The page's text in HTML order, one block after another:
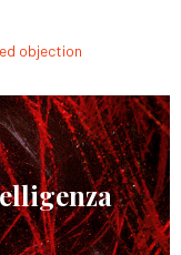
objection